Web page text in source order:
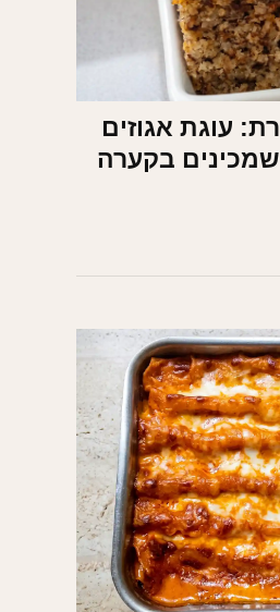
עוגת אגוזים
שמכינים בקערה